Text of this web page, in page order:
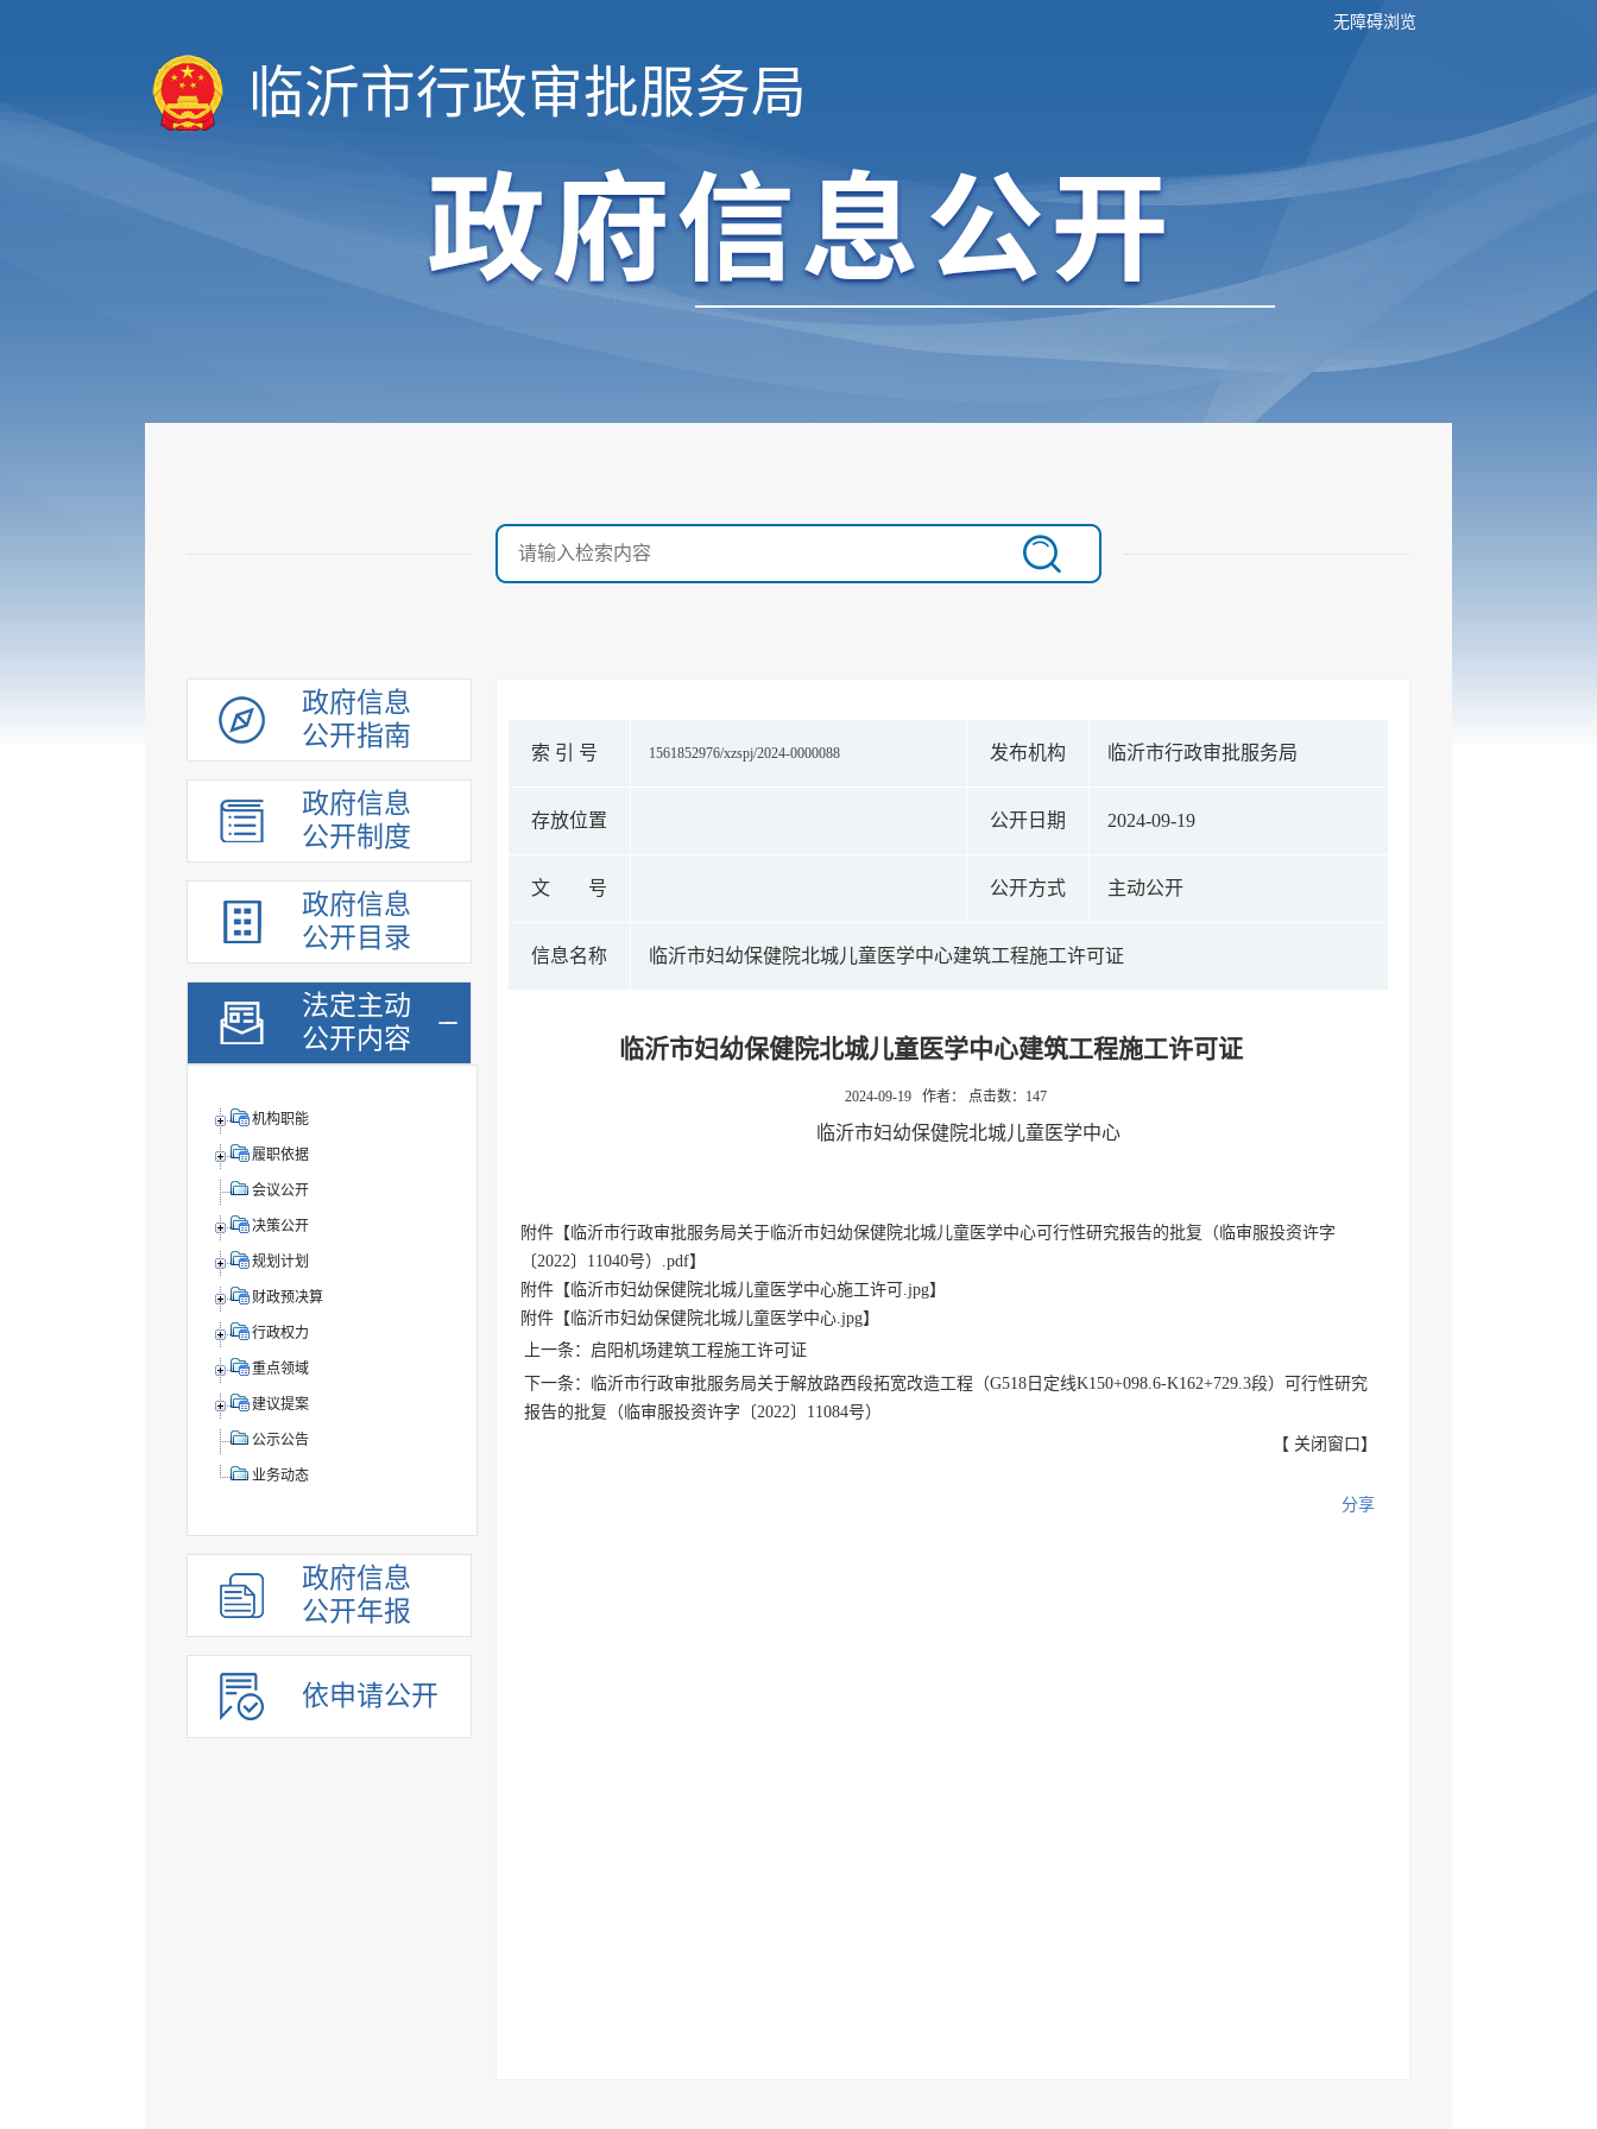
无障碍浏览
临沂市行政审批服务局
政府信息
公开指南
政府信息
公开制度
政府信息
公开目录
法定主动
公开内容
机构职能
履职依据
会议公开
决策公开
规划计划
财政预决算
行政权力
重点领域
建议提案
公示公告
业务动态
政府信息
公开年报
依申请公开
索 引 号 1561852976/xzspj/2024-0000088 发布机构 临沂市行政审批服务局
存放位置 公开日期 2024-09-19
文 号 公开方式 主动公开
信息名称 临沂市妇幼保健院北城儿童医学中心建筑工程施工许可证
临沂市妇幼保健院北城儿童医学中心建筑工程施工许可证
2024-09-19 作者： 点击数： 147
临沂市妇幼保健院北城儿童医学中心
附件【 临沂市行政审批服务局关于临沂市妇幼保健院北城儿童医学中心可行性研究报告的批复（临审服投资许字
〔2022〕11040号）.pdf】
附件【 临沂市妇幼保健院北城儿童医学中心施工许可.jpg】
附件【 临沂市妇幼保健院北城儿童医学中心.jpg】
上一条：启阳机场建筑工程施工许可证
下一条：临沂市行政审批服务局关于解放路西段拓宽改造工程（G518日定线K150+098.6-K162+729.3段）可行性研究
报告的批复（临审服投资许字〔2022〕11084号）
【 关闭窗口 】
分享